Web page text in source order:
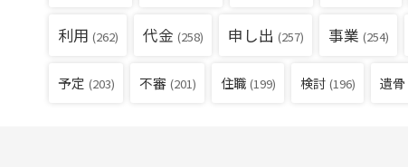
利用 (262) 代金 (258) 申し出 (257) 事業 (254)
予定 (203) 不審 (201) 住職 (199) 検討 (196) 遺骨